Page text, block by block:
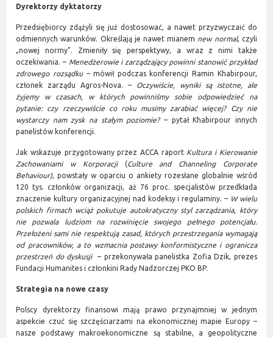
Dyrektorzy dyktatorzy
Przedsiębiorcy zdążyli się już dostosować, a nawet przyzwyczaić do
odmiennych warunków. Określają je nawet mianem new normal, czyli
„nowej normy”. Zmieniły się perspektywy, a wraz z nimi także
oczekiwania. – Menedżerowie i zarządzający powinni stanowić przykład
zdrowego rozsądku – mówił podczas konferencji Ramin Khabirpour,
członek zarządu Agros-Nova. – Oczywiście, wyniki są istotne, ale
żyjemy w czasach, w których powinniśmy sobie odpowiedzieć na
pytanie: czy rzeczywiście co roku musimy zarabiać więcej? Czy nie
wystarczy nam zysk na stałym poziomie?– pytał Khabirpour innych
panelistów konferencji.
Jak wskazuje przygotowany przez ACCA raport Kultura i Kierowanie
Zachowaniami w Korporacji(Culture and Channeling Corporate
Behaviour), powstały w oparciu o ankiety rozesłane globalnie wśród
120 tys. członków organizacji, aż 76 proc. specjalistów przedkłada
znaczenie kultury organizacyjnej nad kodeksy i regulaminy. – W wielu
polskich firmach wciąż pokutuje autokratyczny styl zarządzania, który
nie pozwala ludziom na rozwinięcie swojego pełnego potencjału.
Przełożeni sami nie respektują zasad, których przestrzegania wymagają
od pracowników, a to wzmacnia postawy konformistyczne i ogranicza
przestrzeń do dyskusji– przekonywała panelistka Zofia Dzik, prezes
Fundacji Humanites i członkini Rady Nadzorczej PKO BP.
Strategia na nowe czasy
Polscy dyrektorzy finansowi mają prawo przynajmniej w jednym
aspekcie czuć się szczęściarzami na ekonomicznej mapie Europy –
nasze podstawy makroekonomiczne są stabilne, a geopolityczne